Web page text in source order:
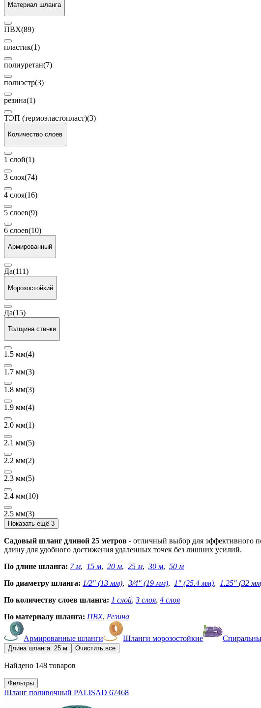
Материал шланга
ПВХ(89)
пластик(1)
полиуретан(7)
полиэстр(3)
резина(1)
ТЭП (термоэластопласт)(3)
Количество слоев
1 слой(1)
3 слоя(74)
4 слоя(16)
5 слоев(9)
6 слоев(10)
Армированный
Да(111)
Морозостойкий
Да(15)
Толщина стенки
1.5 мм(4)
1.7 мм(3)
1.8 мм(3)
1.9 мм(4)
2.0 мм(1)
2.1 мм(5)
2.2 мм(2)
2.3 мм(5)
2.4 мм(10)
2.5 мм(3)
Показать ещё 3
Садовый шланг длиной 25 метров - отличный выбор для эффективного
длину для удобного достижения удаленных точек без лишних усилий.
По длине шланга: 7 м, 15 м, 20 м, 25 м, 30 м, 50 м
По диаметру шланга: 1/2" (13 мм), 3/4" (19 мм), 1" (25.4 мм),
1.25" (32
По количеству слоев шланга: 1 слой, 3 слоя, 4 слоя
По материалу шланга: ПВХ, Резина
Армированные шланги Шланги морозостойкие
Длина шланга: 25 м Очистить все
Найдено 148 товаров
Фильтры
Шланг поливочный PALISAD 67468